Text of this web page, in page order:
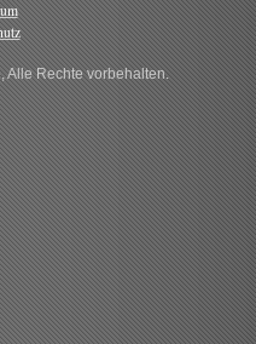
Alle Rechte vorbehalten.